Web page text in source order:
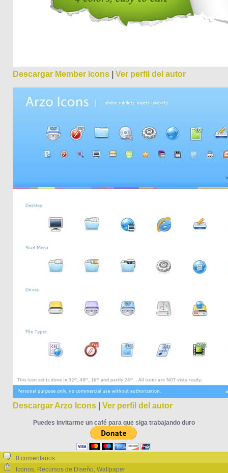
Descargar Member Icons Ver perfil del autor
Descargar Arzo Icons Ver perfil del autor
Puedes invitarme un café para que siga trabajando duro
0 comentarios
Iconos, Recursos de Diseño, Wallpaper